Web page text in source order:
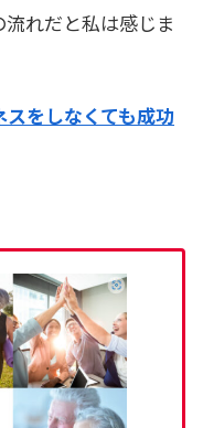
れだと私は感じま
をしなくても成功